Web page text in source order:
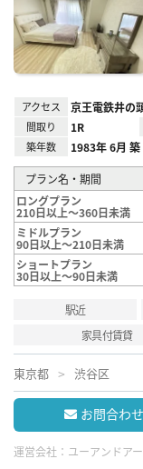
アクセス 京王電鉄井の
間取り 1R
築年数 1983年 6月 築
プラン名・期間
ロングプラン
210日以上～360日未満
ミドルプラン
90日以上～210日未満
ショートプラン
30日以上～90日未満
駅近
家具付賃貸
東京都 渋谷区
お問合わせ
運営会社： ユーアンドア